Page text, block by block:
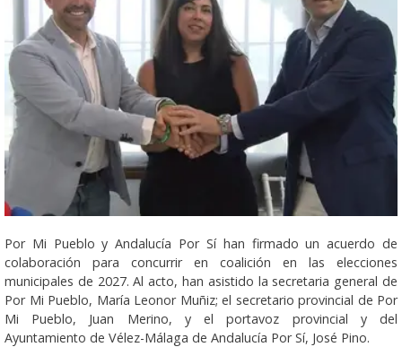
Por Mi Pueblo y Andalucía Por Sí han firmado un acuerdo de
colaboración para concurrir en coalición en las elecciones
municipales de 2027. Al acto, han asistido la secretaria general de
Por Mi Pueblo, María Leonor Muñiz; el secretario provincial de Por
Mi Pueblo, Juan Merino, y el portavoz provincial y del
Ayuntamiento de Vélez-Málaga de Andalucía Por Sí, José Pino.